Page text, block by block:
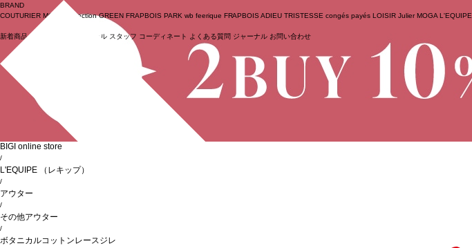
ログイン
BRAND
COUTURIER MOGA Collection GREEN FRAPBOIS PARK wb feerique FRAPBOIS ADIEU TRISTESSE congés payés LOISIR Julier MOGA L'EQUIPE
新着商品 (ライブ) セール スタッフ コーディネート よくある質問 ジャーナル お問い合わせ
BIGI online store
/
L'EQUIPE （レキップ）
/
アウター
/
その他アウター
/
ボタニカルコットンレースジレ